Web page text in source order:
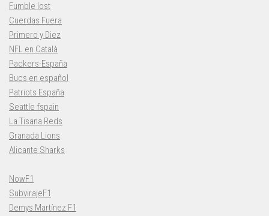
Fumble lost
Cuerdas Fuera
Primero y Diez
NFL en Català
Packers-España
Bucs en español
Patriots España
Seattle fspain
La Tisana Reds
Granada Lions
Alicante Sharks
NowF1
SubvirajeF1
Demys Martínez F1